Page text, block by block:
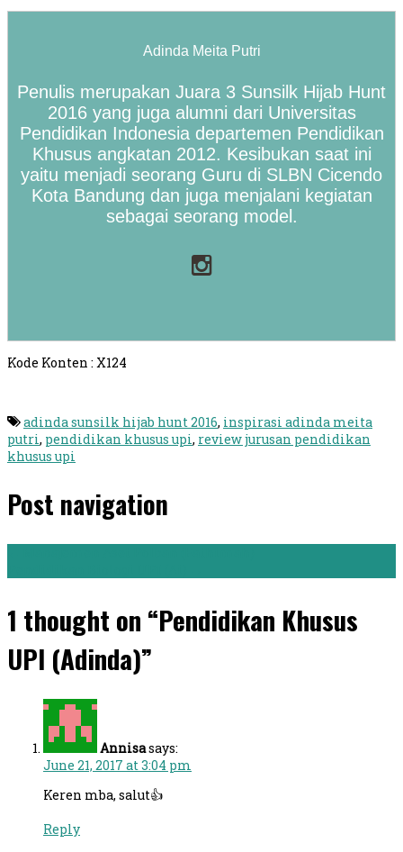
Adinda Meita Putri
Penulis merupakan Juara 3 Sunsilk Hijab Hunt
2016 yang juga alumni dari Universitas
Pendidikan Indonesia departemen Pendidikan
Khusus angkatan 2012. Kesibukan saat ini
yaitu menjadi seorang Guru di SLBN Cicendo
Kota Bandung dan juga menjalani kegiatan
sebagai seorang model.
Kode Konten : X124
adinda sunsilk hijab hunt 2016, inspirasi adinda meita
putri, pendidikan khusus upi, review jurusan pendidikan
khusus upi
Post navigation
1 thought on “Pendidikan Khusus
UPI (Adinda)”
Annisasays:
June 21, 2017 at 3:04 pm
Keren mba, salut👍
Reply